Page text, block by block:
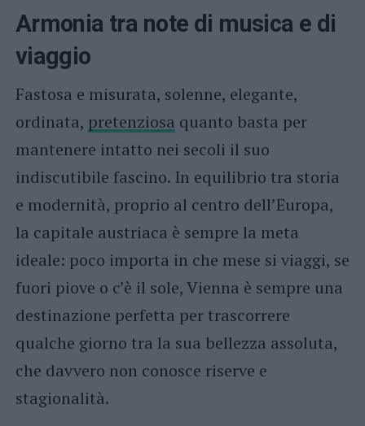
Armonia tra note di musica e di
viaggio
Fastosa e misurata, solenne, elegante,
ordinata, pretenziosa quanto basta per
mantenere intatto nei secoli il suo
indiscutibile fascino. In equilibrio tra storia
e modernità, proprio al centro dell’Europa,
la capitale austriaca è sempre la meta
ideale: poco importa in che mese si viaggi, se
fuori piove o c’è il sole, Vienna è sempre una
destinazione perfetta per trascorrere
qualche giorno tra la sua bellezza assoluta,
che davvero non conosce riserve e
stagionalità.